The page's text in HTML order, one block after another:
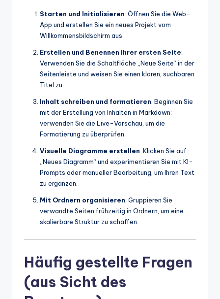
Starten und Initialisieren: Öffnen Sie die Web-
App und erstellen Sie ein neues Projekt vom
Willkommensbildschirm aus.
Erstellen und Benennen Ihrer ersten Seite:
Verwenden Sie die Schaltfläche „Neue Seite“ in der
Seitenleiste und weisen Sie einen klaren, suchbaren
Titel zu.
Inhalt schreiben und formatieren: Beginnen Sie
mit der Erstellung von Inhalten in Markdown;
verwenden Sie die Live-Vorschau, um die
Formatierung zu überprüfen.
Visuelle Diagramme erstellen: Klicken Sie auf
„Neues Diagramm“ und experimentieren Sie mit KI-
Prompts oder manueller Bearbeitung, um Ihren Text
zu ergänzen.
Mit Ordnern organisieren: Gruppieren Sie
verwandte Seiten frühzeitig in Ordnern, um eine
skalierbare Struktur zu schaffen.
Häufig gestellte Fragen
(aus Sicht des